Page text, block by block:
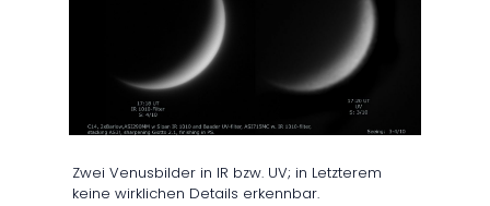
Zwei Venusbilder in IR bzw. UV; in Letzterem
keine wirklichen Details erkennbar.